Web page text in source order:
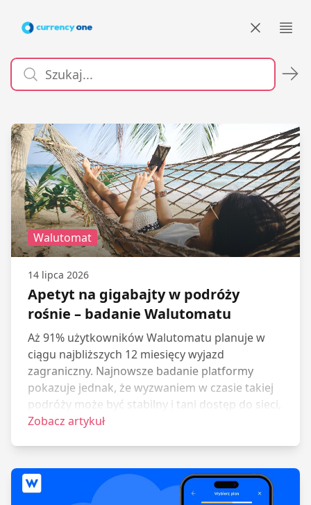
Biuro prasowe Currency One
Walutomat
14 lipca 2026
Apetyt na gigabajty w podróży
rośnie – badanie Walutomatu
Aż 91% użytkowników Walutomatu planuje w
ciągu najbliższych 12 miesięcy wyjazd
zagraniczny. Najnowsze badanie platformy
pokazuje jednak, że wyzwaniem w czasie takiej
podróży może być stabilny i tani dostęp do sieci,
zwłaszcza w krajach poza Unią Europejską.
budżet.
Zobacz artykuł